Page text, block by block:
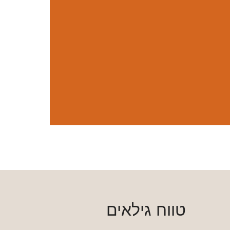
טווח גילאים